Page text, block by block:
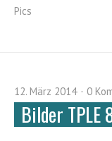
Pics
12. März 2014 0
Bilder TPLE